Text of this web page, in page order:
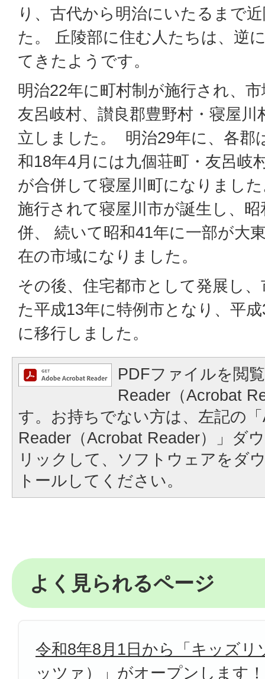
り、古代から明治にいたるまで
た。 丘陵部に住む人たちは、逆
てきたようです。
明治22年に町村制が施行され、
友呂岐村、讃良郡豊野村・寝屋川
立しました。 明治29年に、各郡
和18年4月には九個荘町・友呂岐
が合併して寝屋川町になりまし
施行されて寝屋川市が誕生し、
併、 続いて昭和41年に一部が大
在の市域になりました。
その後、住宅都市として発展し
た平成13年に特例市となり、平
に移行しました。
PDFファイルを閲
Reader（Acrobat
す。お持ちでない方は、左記の
Reader（Acrobat Reader）」ダ
リックして、ソフトウェアをダ
トールしてください。
よく見られるページ
令和8年8月1日から「キッズリ
ッツァ）」がオープンします！